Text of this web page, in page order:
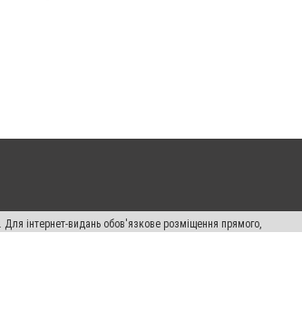
інтернет-видань обов'язкове розміщення прямого,